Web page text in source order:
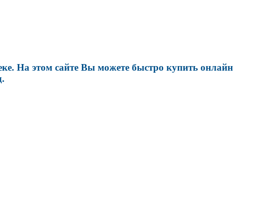
На этом сайте Вы можете быстро купить онлайн